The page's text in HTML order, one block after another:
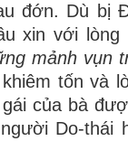
đớn. Dù bị
xin với lòng
mảnh vụn
tốn và
của bà
Do-thái